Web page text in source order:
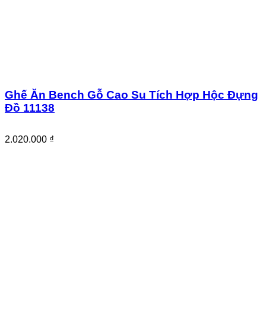
Ghế Ăn Bench Gỗ Cao Su Tích Hợp Hộc Đựng
Đồ 11138
2.020.000 ₫